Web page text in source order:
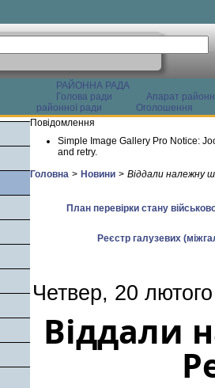
РАЙОННА РАДА
Голова ради
Апарат
районної ради
Оголошення
Повідомлення
Simple Image Gallery Pro Notice:
and retry.
Головна > Новини > Віддали належну
План перевірки стану
Реєстр галузевих
Четвер, 20
Віддали